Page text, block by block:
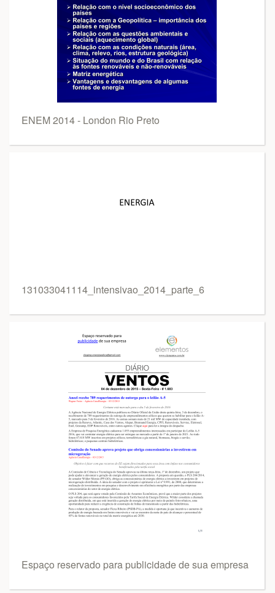
ENEM 2014 - London Rio Preto
131033041114_intensivao_2014_parte_6
Espaço reservado para publicidade de sua empresa